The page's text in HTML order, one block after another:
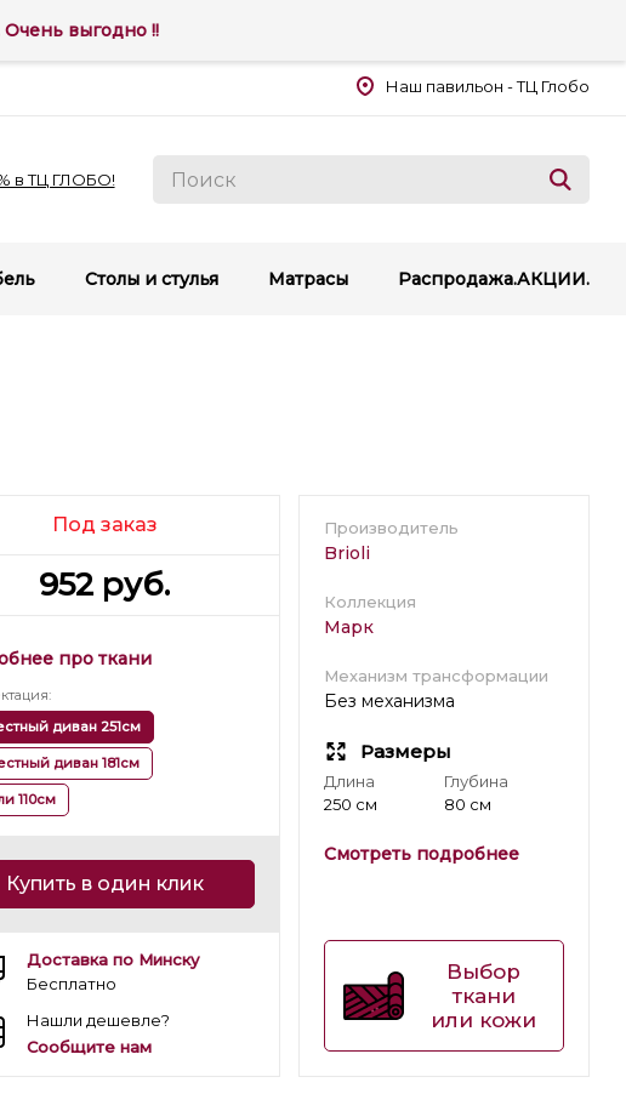
Наш павильон - ТЦ Глобо
в ТЦ ГЛОБО!
Столы и стулья Матрасы Распродажа.АКЦИИ.
Под заказ
952 руб.
про ткани
:
диван 251см
диван 181см
110см
Купить в один клик
Доставка по Минску
Бесплатно
Нашли дешевле?
Сообщите нам
Производитель
Brioli
Коллекция
Марк
Механизм трансформации
Без механизма
Размеры
Длина
250 см
Глубина
80 см
Смотреть подробнее
Выбор
ткани
или кожи
выгодно !!